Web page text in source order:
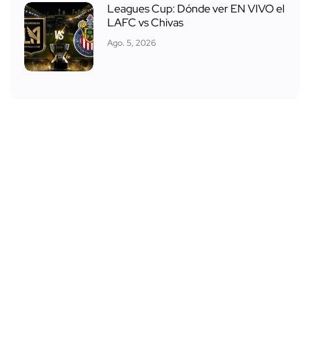
Leagues Cup: Dónde ver EN VIVO el
LAFC vs Chivas
Ago. 5, 2026